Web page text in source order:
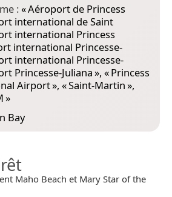
:«Aéroport de Princess
international de Saint
international Princess
international Princesse-
international Princesse-
Princesse-Juliana», «Princess
Airport», «Saint-Martin»,
»
Bay
Maho Beach et Mary Star of the